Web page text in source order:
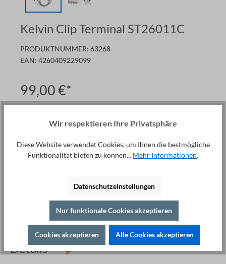
Kelvin Clip Terminal ST26011C
PRODUKTNUMMER: 63268
EAN: 4260409229099
99,00 €*
Preise exkl. MwSt. zzgl. Versand
Nur noch2 auf Lager
In den Warenkorb
Details
Fachberatung unter
Drucken
Wir respektieren Ihre Privatsphäre
Diese Website verwendet Cookies, um Ihnen die bestmögliche
Funktionalität bieten zu können... Mehr Informationen.
Datenschutzeinstellungen
Nur funktionale Cookies akzeptieren
Cookies akzeptieren Alle Cookies akzeptieren